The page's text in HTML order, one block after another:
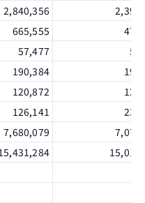
2,840,356
665,555
57,477
190,384
120,872
126,141
7,680,079